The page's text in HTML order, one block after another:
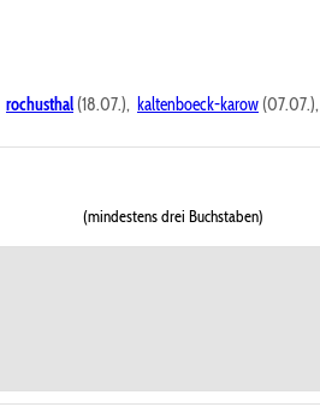
rochusthal (18.07.), kaltenboeck-karow (07.07.),
(mindestens drei Buchstaben)